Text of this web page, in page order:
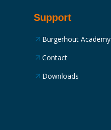
Support
Burgerhout Academy
Contact
Downloads